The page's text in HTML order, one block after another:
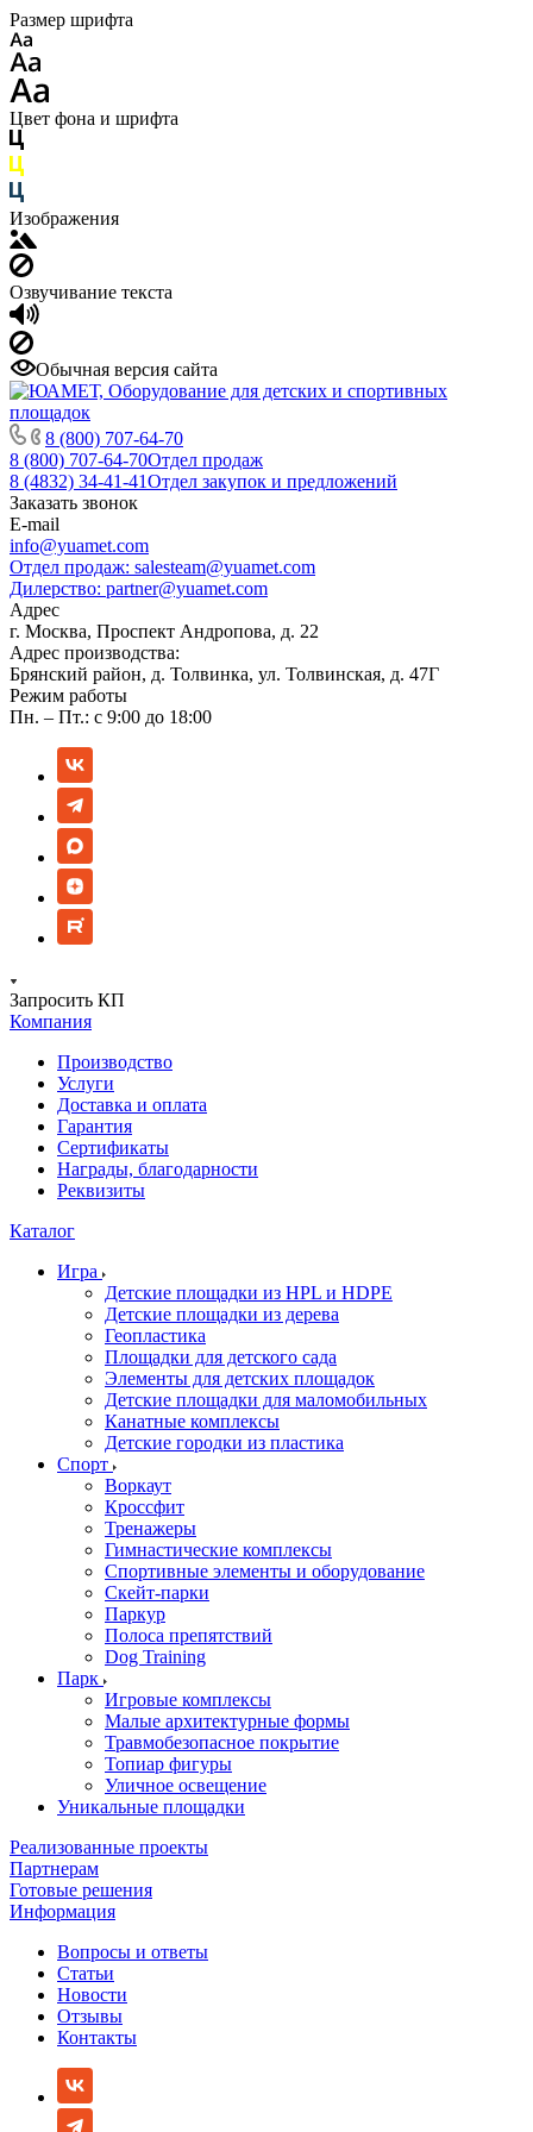
Размер шрифта
Цвет фона и шрифта
Изображения
Озвучивание текста
Обычная версия сайта
8 (800) 707-64-70
8 (800) 707-64-70Отдел продаж
8 (4832) 34-41-41Отдел закупок и предложений
Заказать звонок
E-mail
info@yuamet.com
Отдел продаж: salesteam@yuamet.com
Дилерство: partner@yuamet.com
Адрес
г. Москва, Проспект Андропова, д. 22
Адрес производства:
Брянский район, д. Толвинка, ул. Толвинская, д. 47Г
Режим работы
Пн. – Пт.: с 9:00 до 18:00
Запросить КП
Компания
Производство
Услуги
Доставка и оплата
Гарантия
Сертификаты
Награды, благодарности
Реквизиты
Каталог
Игра
Детские площадки из HPL и HDPE
Детские площадки из дерева
Геопластика
Площадки для детского сада
Элементы для детских площадок
Детские площадки для маломобильных
Канатные комплексы
Детские городки из пластика
Спорт
Воркаут
Кроссфит
Тренажеры
Гимнастические комплексы
Спортивные элементы и оборудование
Скейт-парки
Паркур
Полоса препятствий
Dog Training
Парк
Игровые комплексы
Малые архитектурные формы
Травмобезопасное покрытие
Топиар фигуры
Уличное освещение
Уникальные площадки
Реализованные проекты
Партнерам
Готовые решения
Информация
Вопросы и ответы
Статьи
Новости
Отзывы
Контакты